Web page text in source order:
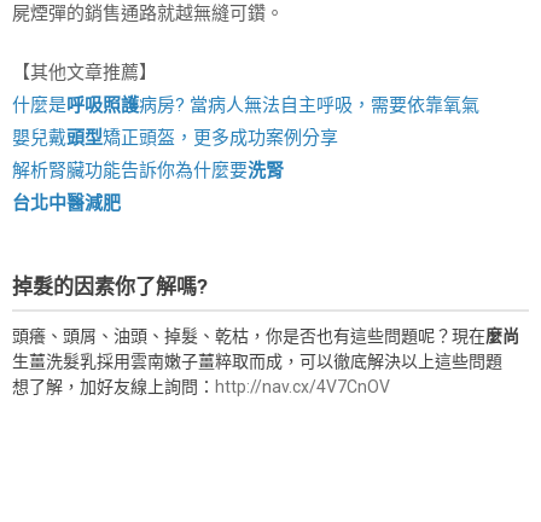
屍煙彈的銷售通路就越無縫可鑽。
【其他文章推薦】
什麼是呼吸照護病房? 當病人無法自主呼吸，需要依靠氧氣
嬰兒戴頭型矯正頭盔，更多成功案例分享
解析腎臟功能告訴你為什麼要洗腎
台北中醫減肥
掉髮的因素你了解嗎?
頭癢、頭屑、油頭、掉髮、乾枯，你是否也有這些問題呢？現在麼尚
生薑洗髮乳採用雲南嫩子薑粹取而成，可以徹底解決以上這些問題
想了解，加好友線上詢問： http://nav.cx/4V7CnOV